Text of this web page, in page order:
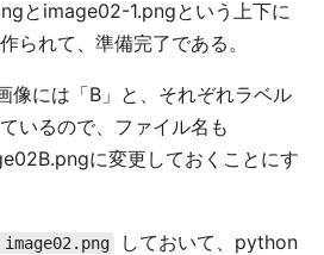
とimage02-1.pngという上下に
られて、準備完了である。
像には「B」と、それぞれラベル
いるので、ファイル名も
に変更しておくことにす
しておいて、python